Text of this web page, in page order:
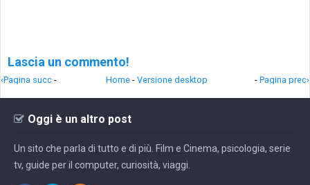
Lascia un commento!
‹Pagina succ - - Pagina prec›
Home - Versione desktop
Oggi è un altro post
Un sito che parla di tutto e di più. Film e Cinema, psicologia, serie
tv, guide per il computer, curiosità, viaggi.